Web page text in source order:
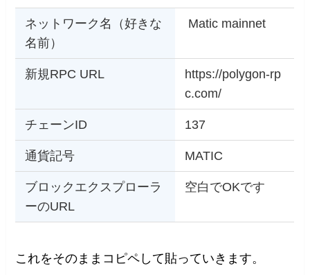
ネットワーク名（好きな
名前）
Matic mainnet
新規RPC URL
https://polygon-rp
c.com/
チェーンID 137
通貨記号 MATIC
ブロックエクスプローラ
ーのURL
空白でOKです
これをそのままコピペして貼っていきます。